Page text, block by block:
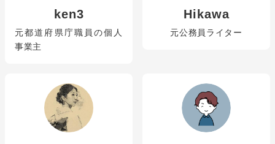
ken3
元都道府県庁職員の個人
事業主
Hikawa
元公務員ライター